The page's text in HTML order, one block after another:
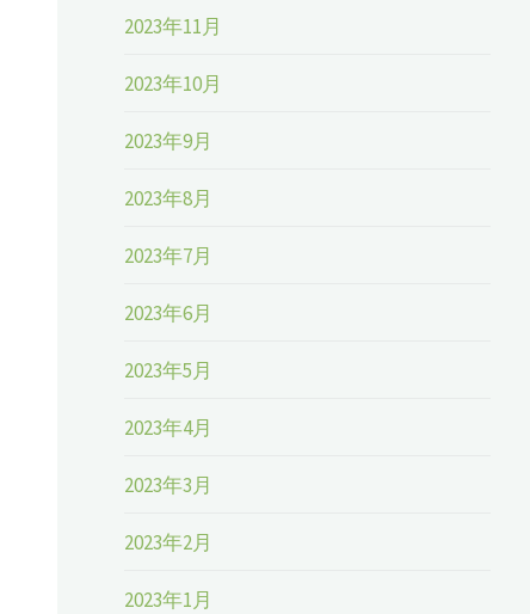
2023年11月
2023年10月
2023年9月
2023年8月
2023年7月
2023年6月
2023年5月
2023年4月
2023年3月
2023年2月
2023年1月